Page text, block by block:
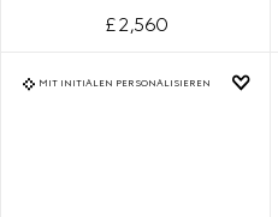
£ 2,560
MIT INITIALEN PERSONALISIEREN